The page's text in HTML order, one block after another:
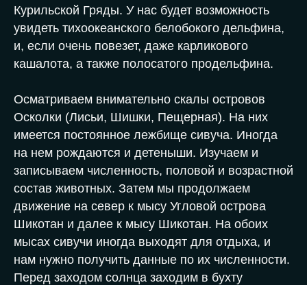
Курильской Гряды. У нас будет возможность
увидеть тихоокеанского белобокого дельфина,
и, если очень повезет, даже карликового
кашалота, а также полосатого продельфина.
Осматриваем внимательно скалы островов
Осколки (Лисьи, Шишки, Пещерная). На них
имеется постоянное лежбище сивуча. Иногда
на нем рождаются и детеныши. Изучаем и
записываем численность, половой и возрастной
состав животных. Затем мы продолжаем
движение на север к мысу Угловой острова
Шикотан и далее к мысу Шикотан. На обоих
мысах сивучи иногда выходят для отдыха, и
нам нужно получить данные по их численности.
Перед заходом солнца заходим в бухту